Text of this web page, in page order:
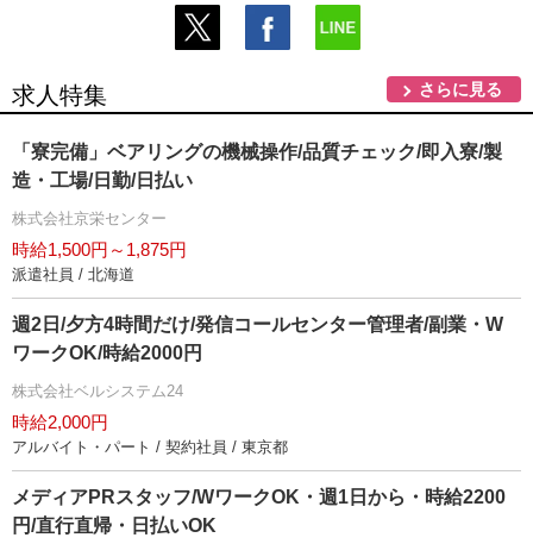
求人特集 さらに見る
「寮完備」ベアリングの機械操作/品質チェック/即入寮/製
造・工場/日勤/日払い
株式会社京栄センター
時給1,500円～1,875円
派遣社員 / 北海道
週2日/夕方4時間だけ/発信コールセンター管理者/副業・W
ワークOK/時給2000円
株式会社ベルシステム24
時給2,000円
アルバイト・パート / 契約社員 / 東京都
メディアPRスタッフ/WワークOK・週1日から・時給2200
円/直行直帰・日払いOK